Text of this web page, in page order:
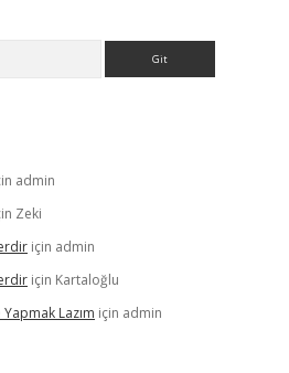
admin
Zeki
için admin
için Kartaloğlu
Lazım için admin